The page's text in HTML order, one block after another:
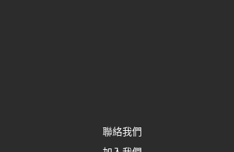
聯絡我們